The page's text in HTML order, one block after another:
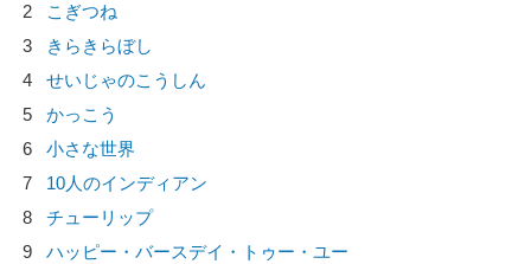
2
こぎつね
3
きらきらぼし
4
せいじゃのこうしん
5
かっこう
6
小さな世界
7
10人のインディアン
8
チューリップ
9
ハッピー・バースデイ・トゥー・ユー